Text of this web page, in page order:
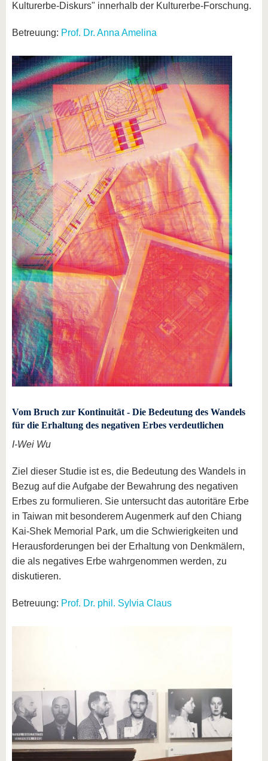
Kulturerbe-Diskurs" innerhalb der Kulturerbe-Forschung.
Betreuung: Prof. Dr. Anna Amelina
Vom Bruch zur Kontinuität - Die Bedeutung des Wandels
für die Erhaltung des negativen Erbes verdeutlichen
I-Wei Wu
Ziel dieser Studie ist es, die Bedeutung des Wandels in
Bezug auf die Aufgabe der Bewahrung des negativen
Erbes zu formulieren. Sie untersucht das autoritäre Erbe
in Taiwan mit besonderem Augenmerk auf den Chiang
Kai-Shek Memorial Park, um die Schwierigkeiten und
Herausforderungen bei der Erhaltung von Denkmälern,
die als negatives Erbe wahrgenommen werden, zu
diskutieren.
Betreuung: Prof. Dr. phil. Sylvia Claus